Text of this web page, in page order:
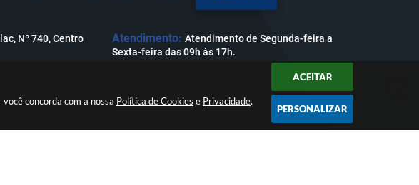
concorda com a nossa Política de Cookies e Privacidade.
ACEITAR
PERSONALIZAR
Nº 740, Centro
Atendimento: Atendimento de Segunda-feira a
Sexta-feira das 09h às 17h.